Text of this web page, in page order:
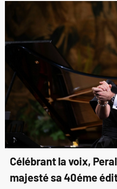
Célébrant la voix,
majesté sa 40éme